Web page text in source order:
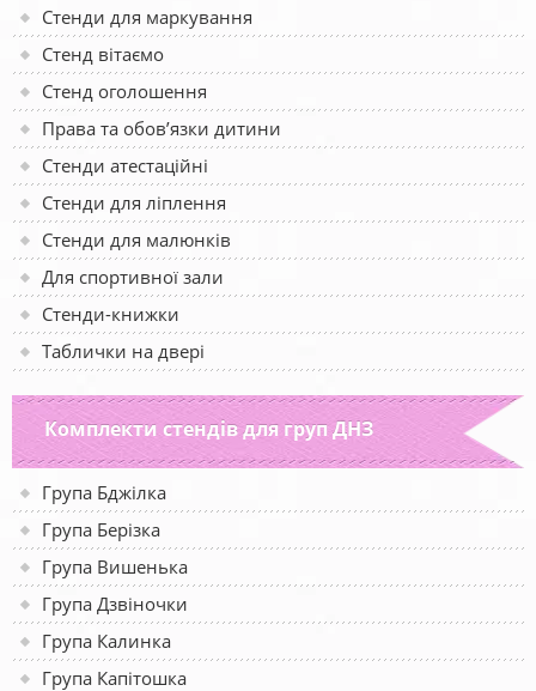
Стенди для маркування
Стенд вітаємо
Стенд оголошення
Права та обов’язки дитини
Стенди атестаційні
Стенди для ліплення
Стенди для малюнків
Для спортивної зали
Стенди-книжки
Таблички на двері
Комплекти стендів для груп ДНЗ
Група Бджілка
Група Берізка
Група Вишенька
Група Дзвіночки
Група Калинка
Група Капітошка